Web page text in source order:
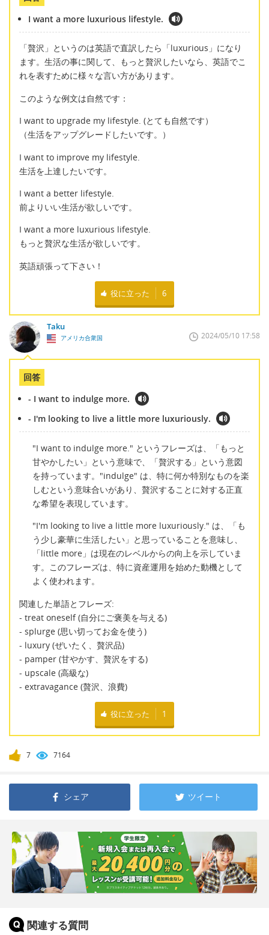
I want a more luxurious lifestyle.
「贅沢」というのは英語で直訳したら「luxurious」になり
ます。生活の事に関して、もっと贅沢したいなら、英語でこ
れを表すために様々な言い方があります。
このような例文は自然です：
I want to upgrade my lifestyle. (とても自然です）
（生活をアップグレードしたいです。）
I want to improve my lifestyle.
生活を上達したいです。
I want a better lifestyle.
前よりいい生活が欲しいです。
I want a more luxurious lifestyle.
もっと贅沢な生活が欲しいです。
英語頑張って下さい！
役に立った 6
Taku
アメリカ合衆国 2024/05/10 17:58
回答
- I want to indulge more.
- I'm looking to live a little more luxuriously.
"I want to indulge more." というフレーズは、「もっと
甘やかしたい」という意味で、「贅沢する」という意図
を持っています。"indulge" は、特に何か特別なものを楽
しむという意味合いがあり、贅沢することに対する正直
な希望を表現しています。
"I'm looking to live a little more luxuriously." は、「も
う少し豪華に生活したい」と思っていることを意味し、
「little more」は現在のレベルからの向上を示していま
す。このフレーズは、特に資産運用を始めた動機として
よく使われます。
関連した単語とフレーズ:
- treat oneself (自分にご褒美を与える)
- splurge (思い切ってお金を使う)
- luxury (ぜいたく、贅沢品)
- pamper (甘やかす、贅沢をする)
- upscale (高級な)
- extravagance (贅沢、浪費)
役に立った 1
7 7164
シェア ツイート
関連する質問